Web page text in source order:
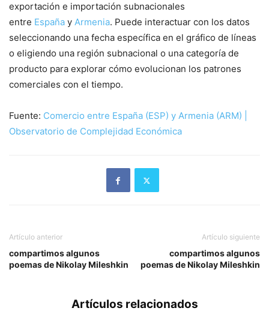
exportación e importación subnacionales
entre España y Armenia. Puede interactuar con los datos
seleccionando una fecha específica en el gráfico de líneas
o eligiendo una región subnacional o una categoría de
producto para explorar cómo evolucionan los patrones
comerciales con el tiempo.
Fuente: Comercio entre España (ESP) y Armenia (ARM) |
Observatorio de Complejidad Económica
Artículo anterior
compartimos algunos
poemas de Nikolay Mileshkin
Artículo siguiente
compartimos algunos
poemas de Nikolay Mileshkin
Artículos relacionados